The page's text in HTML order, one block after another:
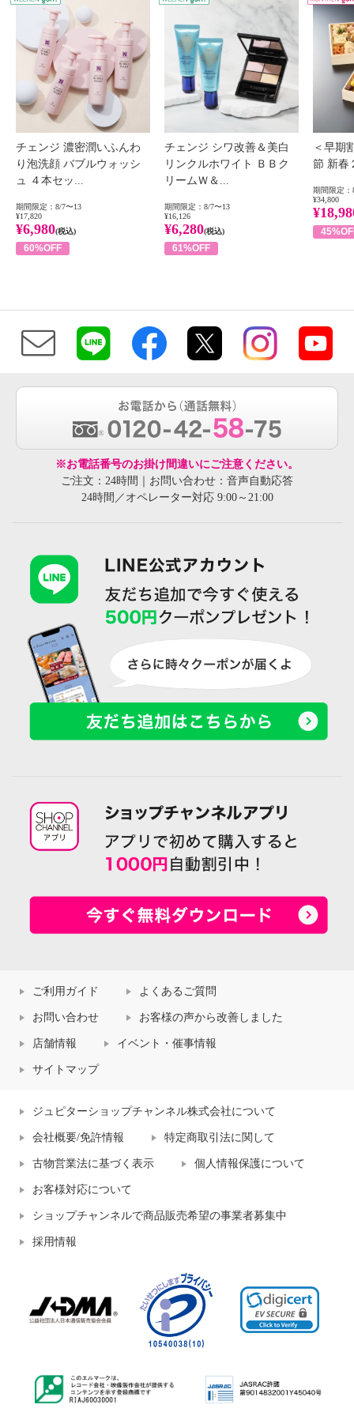
チェンジ 濃密潤いふんわ
り泡洗顔 バブルウォッシ
ュ ４本セッ...
期間限定：8/7〜13
¥17,820
¥6,980(税込)
60%OFF
チェンジ シワ改善＆美白
リンクルホワイト ＢＢク
リームＷ＆...
期間限定：8/7〜13
¥16,126
¥6,280(税込)
61%OFF
＜早期
節 新春
期間限定：
¥34,800
※お電話番号のお掛け間違いにご注意ください。
ご注文：24時間｜お問い合わせ：音声自動応答
24時間／オペレーター対応 9:00～21:00
ご利用ガイド よくあるご質問
お問い合わせ お客様の声から改善しました
店舗情報 イベント・催事情報
サイトマップ
ジュピターショップチャンネル株式会社について
会社概要/免許情報 特定商取引法に関して
古物営業法に基づく表示 個人情報保護について
お客様対応について
ショップチャンネルで商品販売希望の事業者募集中
採用情報